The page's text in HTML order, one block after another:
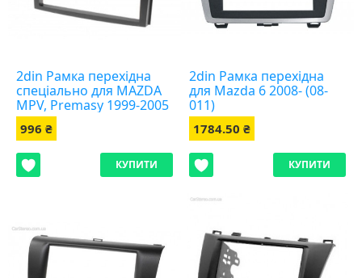
2din Рамка перехідна
спеціально для MAZDA
MPV, Premasy 1999-2005
( 11-083)
996 ₴
КУПИТИ
2din Рамка перехідна
для Mazda 6 2008- (08-
011)
1784.50 ₴
КУПИТИ